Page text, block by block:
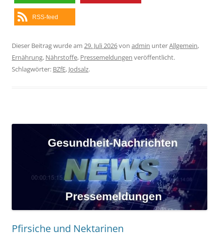
RSS-feed
Dieser Beitrag wurde am 29. Juli 2026von admin unterAllgemein,
Ernährung, Nährstoffe, Pressemeldungen veröffentlicht.
Schlagwörter: BZfE, Jodsalz.
Pfirsiche und Nektarinen